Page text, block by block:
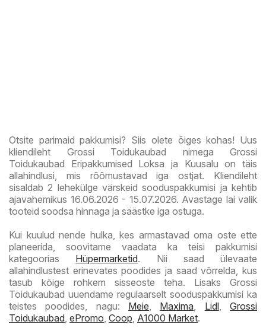
Otsite parimaid pakkumisi? Siis olete õiges kohas! Uus
kliendileht Grossi Toidukaubad nimega Grossi
Toidukaubad Eripakkumised Loksa ja Kuusalu on täis
allahindlusi, mis rõõmustavad iga ostjat. Kliendileht
sisaldab 2 lehekülge värskeid sooduspakkumisi ja kehtib
ajavahemikus 16.06.2026 - 15.07.2026. Avastage lai valik
tooteid soodsa hinnaga ja säästke iga ostuga.
Kui kuulud nende hulka, kes armastavad oma oste ette
planeerida, soovitame vaadata ka teisi pakkumisi
kategoorias Hüpermarketid. Nii saad ülevaate
allahindlustest erinevates poodides ja saad võrrelda, kus
tasub kõige rohkem sisseoste teha. Lisaks Grossi
Toidukaubad uuendame regulaarselt sooduspakkumisi ka
teistes poodides, nagu: Meie Maxima Lidl,Grossi
Toidukaubad ePromo Coop A1000 Market.